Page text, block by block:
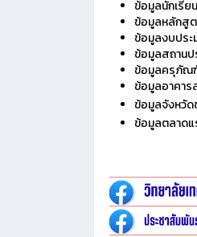
ประวัติวิทยา
ข้อมูลบุคลาก
ข้อมูลนักเรียน
ข้อมูลหลักสูต
ข้อมูลงบปร
ข้อมูลสถานป
ข้อมูลตลาดแ